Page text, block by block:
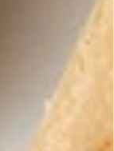
in etwas Milch
geriebene
Das Ei und
Kühlschrank fest
lassen. Die